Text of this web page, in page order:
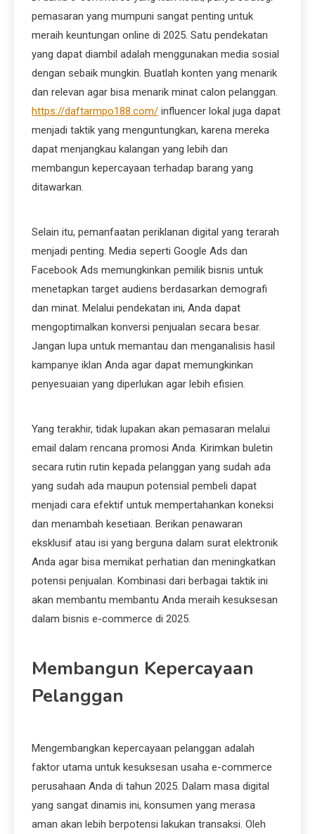
pemasaran yang mumpuni sangat penting untuk
meraih keuntungan online di 2025. Satu pendekatan
yang dapat diambil adalah menggunakan media sosial
dengan sebaik mungkin. Buatlah konten yang menarik
dan relevan agar bisa menarik minat calon pelanggan.
https://daftarmpo188.com/ influencer lokal juga dapat
menjadi taktik yang menguntungkan, karena mereka
dapat menjangkau kalangan yang lebih dan
membangun kepercayaan terhadap barang yang
ditawarkan.
Selain itu, pemanfaatan periklanan digital yang terarah
menjadi penting. Media seperti Google Ads dan
Facebook Ads memungkinkan pemilik bisnis untuk
menetapkan target audiens berdasarkan demografi
dan minat. Melalui pendekatan ini, Anda dapat
mengoptimalkan konversi penjualan secara besar.
Jangan lupa untuk memantau dan menganalisis hasil
kampanye iklan Anda agar dapat memungkinkan
penyesuaian yang diperlukan agar lebih efisien.
Yang terakhir, tidak lupakan akan pemasaran melalui
email dalam rencana promosi Anda. Kirimkan buletin
secara rutin rutin kepada pelanggan yang sudah ada
yang sudah ada maupun potensial pembeli dapat
menjadi cara efektif untuk mempertahankan koneksi
dan menambah kesetiaan. Berikan penawaran
eksklusif atau isi yang berguna dalam surat elektronik
Anda agar bisa memikat perhatian dan meningkatkan
potensi penjualan. Kombinasi dari berbagai taktik ini
akan membantu membantu Anda meraih kesuksesan
dalam bisnis e-commerce di 2025.
Membangun Kepercayaan
Pelanggan
Mengembangkan kepercayaan pelanggan adalah
faktor utama untuk kesuksesan usaha e-commerce
perusahaan Anda di tahun 2025. Dalam masa digital
yang sangat dinamis ini, konsumen yang merasa
aman akan lebih berpotensi lakukan transaksi. Oleh